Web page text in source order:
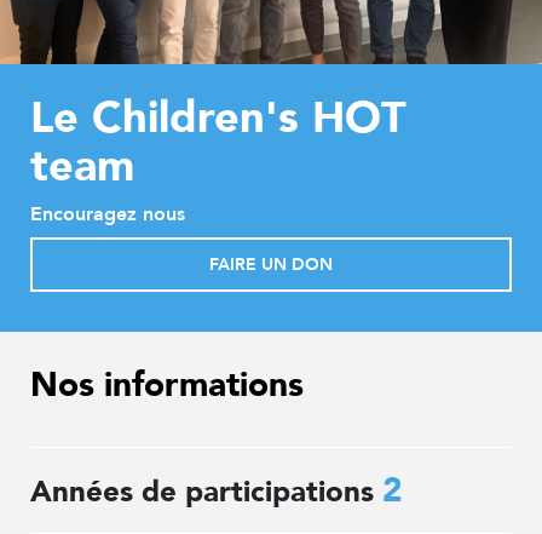
Le Children's HOT
team
Encouragez nous
FAIRE UN DON
Nos informations
Années de participations 2